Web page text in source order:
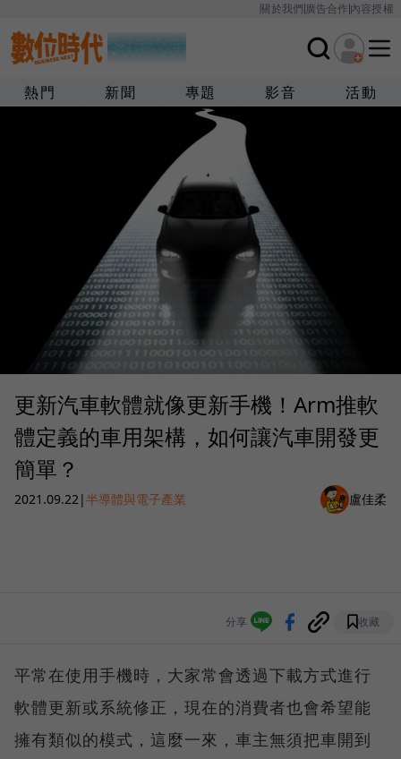
關於我們廣告合作內容授權
熱門 新聞 專題 影音 活動
更新汽車軟體就像更新手機！Arm推軟
體定義的車用架構，如何讓汽車開發更
簡單？
2021.09.22|半導體與電子產業 盧佳柔
分享 收藏
平常在使用手機時，大家常會透過下載方式進行
軟體更新或系統修正，現在的消費者也會希望能
擁有類似的模式，這麼一來，車主無須把車開到